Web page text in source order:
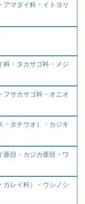
アマダイ科・イトヨリ
科・タカサゴ科・メジ
フサカサゴ科・オニオ
・タチウオ）・カジキ
亜目・カジカ亜目・ワ
カレイ科）・ウシノシ